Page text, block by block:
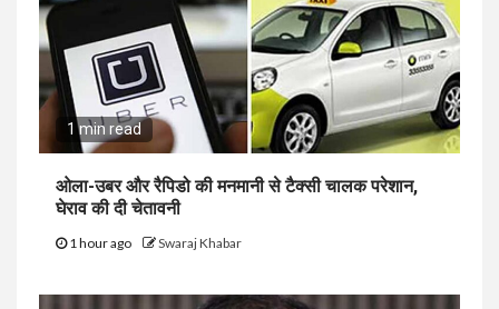
1 min read
ओला-उबर और रैपिडो की मनमानी से टैक्सी चालक परेशान,
घेराव की दी चेतावनी
1 hour ago Swaraj Khabar